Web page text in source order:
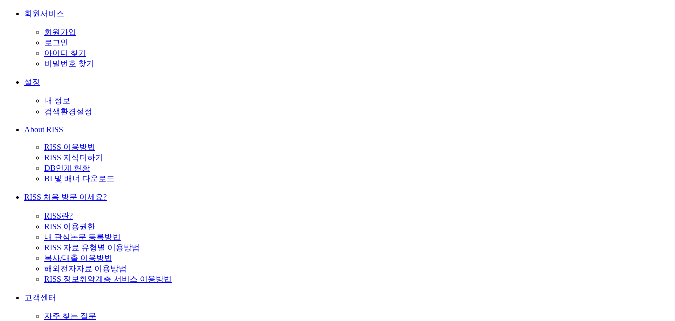
회원서비스
회원가입
로그인
아이디 찾기
비밀번호 찾기
설정
내 정보
검색환경설정
About RISS
RISS 이용방법
RISS 지식더하기
DB연계 현황
BI 및 배너 다운로드
RISS 처음 방문 이세요?
RISS란?
RISS 이용권한
내 관심논문 등록방법
RISS 자료 유형별 이용방법
복사/대출 이용방법
해외전자자료 이용방법
RISS 정보취약계층 서비스 이용방법
고객센터
자주 찾는 질문